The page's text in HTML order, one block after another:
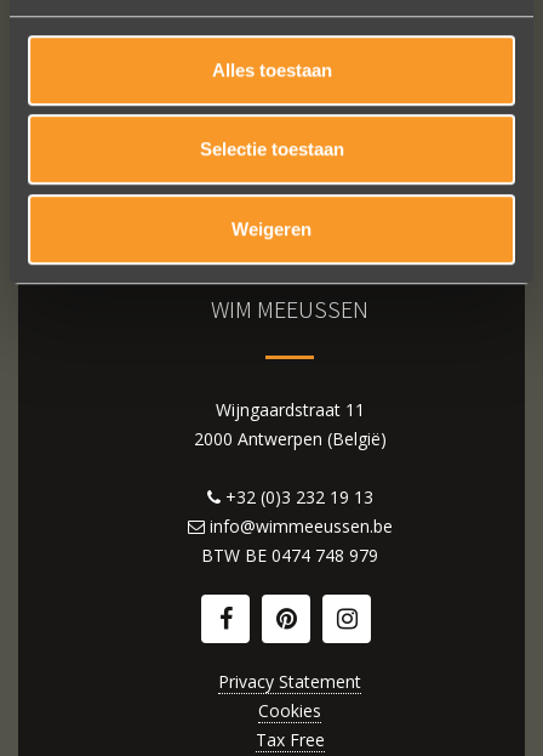
Alles toestaan
Selectie toestaan
Weigeren
WIM MEEUSSEN
Wijngaardstraat 11
2000 Antwerpen (België)
+32 (0)3 232 19 13
info@wimmeeussen.be
BTW BE 0474 748 979
Privacy Statement
Cookies
Tax Free